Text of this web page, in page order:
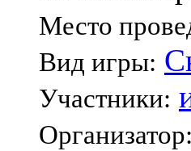
Место
Вид игры:
Участники:
Организатор: